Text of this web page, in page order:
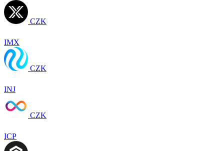
CZK
IMX
CZK
INJ
CZK
ICP